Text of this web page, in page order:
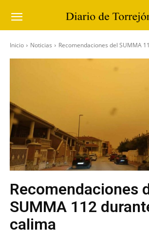
Inicio Noticias Recomendaciones del SUMMA
Recomendaciones
SUMMA 112
calima